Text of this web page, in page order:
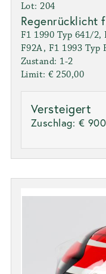
Lot: 204
Regenrücklicht
F1 1990 Typ 641/2,
F92A, F1 1993 Typ
Zustand: 1-2
Limit: € 250,00
Versteigert
Zuschlag: €